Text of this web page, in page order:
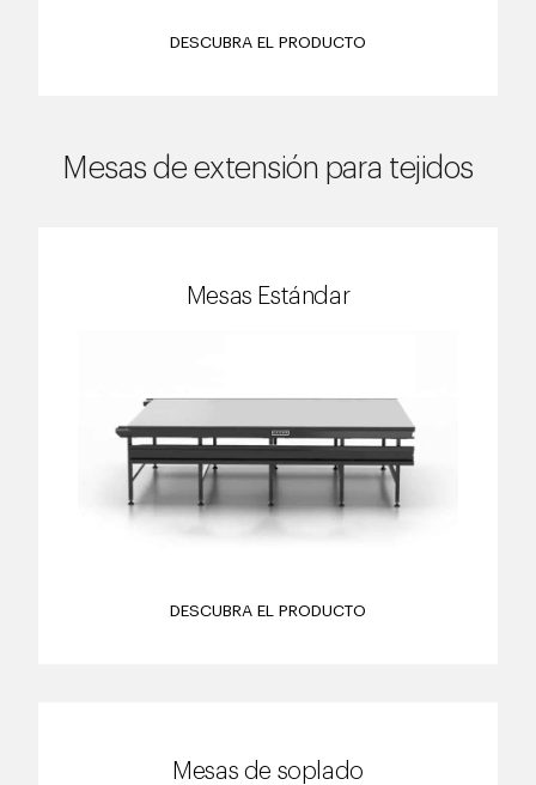
DESCUBRA EL PRODUCTO
Mesas de extensión para tejidos
Mesas Estándar
DESCUBRA EL PRODUCTO
Mesas de soplado